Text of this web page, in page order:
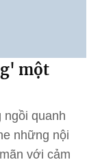
một
ngồi quanh
những nội
với cảm